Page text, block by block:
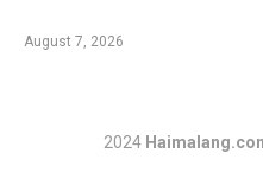
August 7, 2026
2024